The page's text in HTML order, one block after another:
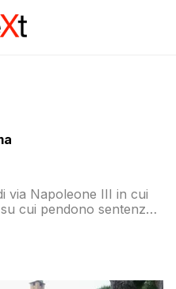
via Napoleone III in cui
cui pendono sentenze
proprietari, la
o il suo sequestro